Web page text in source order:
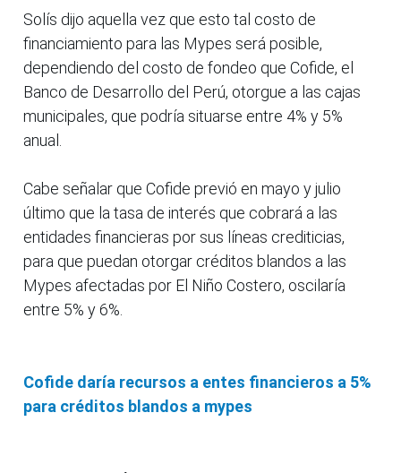
Solís dijo aquella vez que esto tal costo de
financiamiento para las Mypes será posible,
dependiendo del costo de fondeo que Cofide, el
Banco de Desarrollo del Perú, otorgue a las cajas
municipales, que podría situarse entre 4% y 5%
anual.
Cabe señalar que Cofide previó en mayo y julio
último que la tasa de interés que cobrará a las
entidades financieras por sus líneas crediticias,
para que puedan otorgar créditos blandos a las
Mypes afectadas por El Niño Costero, oscilaría
entre 5% y 6%.
Cofide daría recursos a entes financieros a 5%
para créditos blandos a mypes